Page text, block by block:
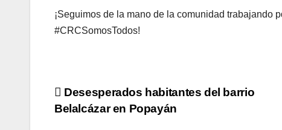
¡Seguimos de la mano de la comunidad trabajando
#CRCSomosTodos!
Navegación
Desesperados habitantes del barrio
Belalcázar en Popayán